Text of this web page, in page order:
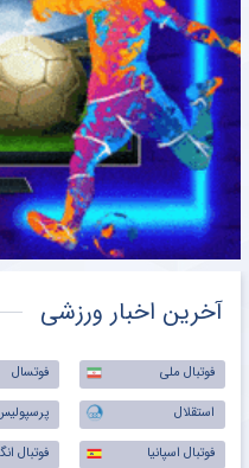
آخرین اخبار ورزشی
فوتبال ملی فوتسال
استقلال
فوتبال اسپانیا
فوتبال